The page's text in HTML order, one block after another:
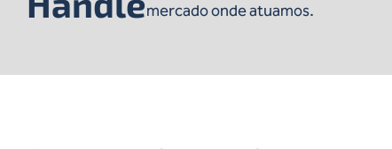
mercado onde atuamos.